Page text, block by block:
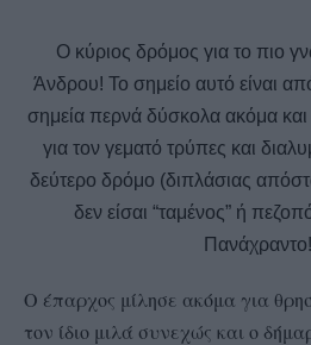
Ο κύριος δρόμος για το πιο
Άνδρου! Το σημείο αυτό είναι
σημεία περνά δύσκολα ακόμα
για τον γεματό τρύπες και
δεύτερο δρόμο (διπλάσιας
δεν είσαι “ταμένος” ή
Ο έπαρχος μίλησε ακόμα για
τον ίδιο μιλά συνεχώς και ο